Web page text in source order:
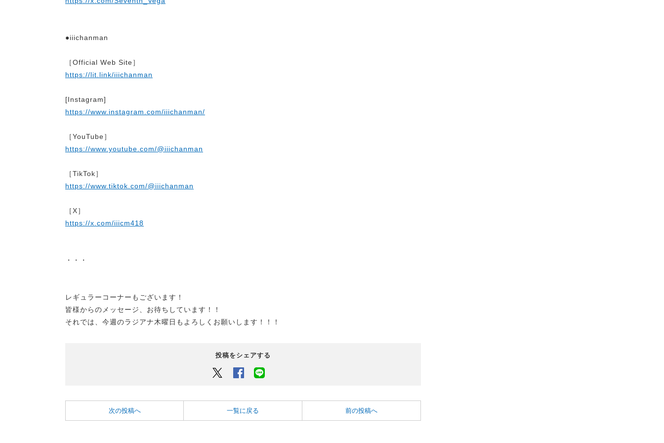
●iiichanman
［Official Web Site］
https://lit.link/iiichanman
[Instagram]
https://www.instagram.com/iiichanman/
［YouTube］
https://www.youtube.com/@iiichanman
［TikTok］
https://www.tiktok.com/@iiichanman
［X］
https://x.com/iiicm418
・・・
レギュラーコーナーもございます！
皆様からのメッセージ、お待ちしています！！
それでは、今週のラジアナ木曜日もよろしくお願いします！！！
投稿をシェアする
Twitter Facebook
次の投稿へ 一覧に戻る 前の投稿へ